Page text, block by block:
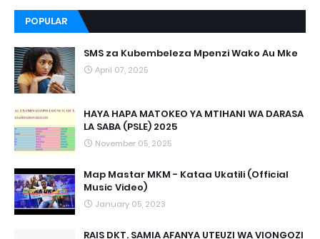
POPULAR
SMS za Kubembeleza Mpenzi Wako Au Mke
April 07, 2025
HAYA HAPA MATOKEO YA MTIHANI WA DARASA
LA SABA (PSLE) 2025
November 05, 2025
Map Mastar MKM - Kataa Ukatili (Official
Music Video)
January 05, 2023
RAIS DKT. SAMIA AFANYA UTEUZI WA VIONGOZI